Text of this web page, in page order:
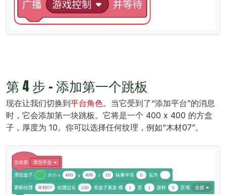
第 4 步 - 添加第一个跳板
现在让我们切换到平台角色。当它受到了“添加平台”的消息
时，它会添加第一块跳板。它将是一个 400 x 400 的方盒
子，厚度为 10。你可以选择任何纹理，例如“木材07”。